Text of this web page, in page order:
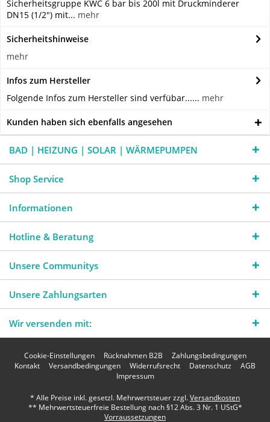
Sicherheitsgruppe KWC 6 bar bis 200l mit Druckminderer
DN15 (1/2") mit... mehr
Sicherheitshinweise
mehr
Infos zum Hersteller
Folgende Infos zum Hersteller sind verfübar...... mehr
Kunden haben sich ebenfalls angesehen
BAD | HEIZUNG | SOLAR | WÄRMEPUMPEN
Shop Service
Informationen
Hotline & Beratung
Unsere Communitys
Unsere Zahlungsarten
Wir versenden mit:
Cookie-Einstellungen Rücknahmen B2B
Zahlungsbedingungen
Kontakt
Versandbedingungen Widerrufsrecht Datenschutz
AGB
Impressum
* Alle Preise inkl. gesetzl. Mehrwertsteuer zzgl.Versandkosten
** Mehrwertsteuerfreie Bestellung nach §12 Abs. 3 Nr. 1 UStG*
Vorraussetzungen